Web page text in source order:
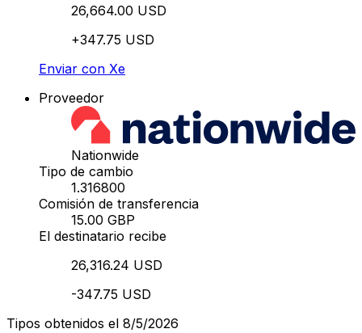
26,664.00 USD
+347.75 USD
Enviar con Xe
Proveedor
Nationwide
Tipo de cambio
1.316800
Comisión de transferencia
15.00 GBP
El destinatario recibe
26,316.24 USD
-347.75 USD
Tipos obtenidos el 8/5/2026